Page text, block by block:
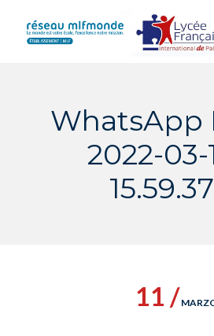
content
WhatsApp
2022-03-
11 /